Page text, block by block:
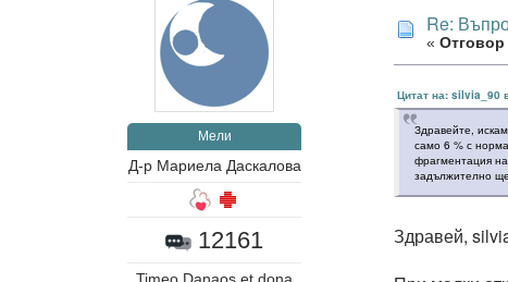
Мели
Д-р Мариела Даскалова
12161
Re:
« Отговор
Цитат на: silvia_90
Здравейте,
само 6 % с
фрагментация
задължително
Здравей,